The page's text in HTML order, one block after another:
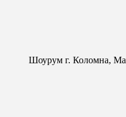
Шоурум г. Коломна,